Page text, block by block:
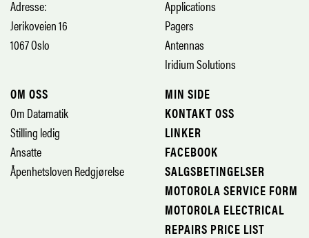
Adresse:
Jerikoveien 16
1067 Oslo
Applications
Pagers
Antennas
Iridium Solutions
OM OSS
Om Datamatik
Stilling ledig
Ansatte
Åpenhetsloven Redgjørelse
MIN SIDE
KONTAKT OSS
LINKER
FACEBOOK
SALGSBETINGELSER
MOTOROLA SERVICE FORM
MOTOROLA ELECTRICAL
REPAIRS PRICE LIST